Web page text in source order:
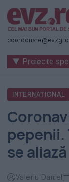
Știri
naționale
România
-
Evenimentul
Zilei
▼ Proiecte
INTERNATIONAL
pepenii.
se
Valeriu Daniel